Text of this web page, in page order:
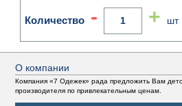
Количество - + шт
О компании
Компания «7 Одежек» рада предложить Вам
производителя по привлекательным ценам.